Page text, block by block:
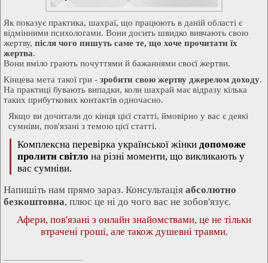
Як показує практика, шахраї, що працюють в даній області є
відмінними психологами. Вони досить швидко вивчають свою
жертву, після чого пишуть саме те, що хоче прочитати їх
жертва.
Вони вміло грають почуттями й бажаннями своєї жертви.
Кінцева мета такої гри - зробити свою жертву джерелом доходу.
На практиці бувають випадки, коли шахрай має відразу кілька
таких прибуткових контактів одночасно.
Якщо ви дочитали до кінця цієї статті, ймовірно у вас є деякі
сумніви, пов'язані з темою цієї статті.
Комплексна перевірка української жінки допоможе
пролити світло на різні моменти, що викликають у
вас сумніви.
Напишіть нам прямо зараз. Консультація абсолютно
безкоштовна, плюс це ні до чого вас не зобов'язує.
Афери, пов'язані з онлайн знайомствами, це не тільки
втрачені гроші, але також душевні травми.